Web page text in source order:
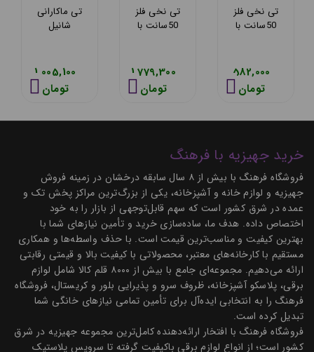
تی نخی فلز
50سانت با
582,000
تومان
تی نخی فلز
50سانت با
20104
1,779,300
تومان
تی ماکارانی
شانیل
1,005,100
تومان
خرید جهیزیه با فرهنگ
فروشگاه فرهنگ با بیش از ۸ سال سابقه درخشان در زمینه فروش
جهیزیه و لوازم خانه و آشپزخانه، یکی از بزرگ‌ترین مراکز پخش تک و
عمده در شرق کشور است که سهم قابل‌توجهی از بازار را به خود
اختصاص داده. هدف ما، ساده‌سازی خرید و تأمین نیازهای شما با
بهترین کیفیت و مناسب‌ترین قیمت است. با حذف واسطه‌ها و همکاری
مستقیم با کارخانه‌های معتبر، محصولاتی با کیفیت بالا و قیمتی رقابتی
ارائه می‌دهیم. مجموعه‌ای جامع با بیش از ۸۰۰۰ قلم کالا شامل لوازم
برقی، پلاسکو آشپزخانه، ظروف سرو و پذیرایی بلور و کریستال، فروشگاه
فرهنگ را به انتخابی ایده‌آل برای تأمین تمامی نیازهای خانگی شما
تبدیل کرده است.
فروشگاه فرهنگ با افتخار ارائه‌دهنده کامل‌ترین مجموعه جهیزیه در شرق
کشور است؛ از انواع لوازم برقی باکیفیت گرفته تا سرویس پلاستیک